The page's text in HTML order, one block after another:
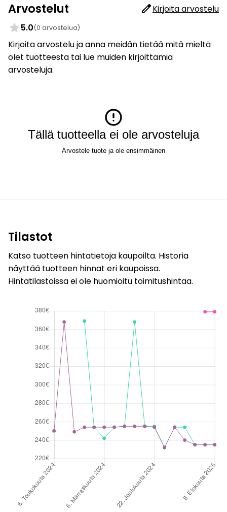
Arvostelut
Kirjoita arvostelu
5.0(0 arvostelua)
Kirjoita arvostelu ja anna meidän tietää mitä mieltä
olet tuotteesta tai lue muiden kirjoittamia
arvosteluja.
Tällä tuotteella ei ole arvosteluja
Arvostele tuote ja ole ensimmäinen
Tilastot
Katso tuotteen hintatietoja kaupoilta. Historia
näyttää tuotteen hinnat eri kaupoissa.
Hintatilastoissa ei ole huomioitu toimitushintaa.